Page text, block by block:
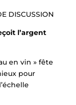
DISCUSSION
l’argent
en vin » fête
pour